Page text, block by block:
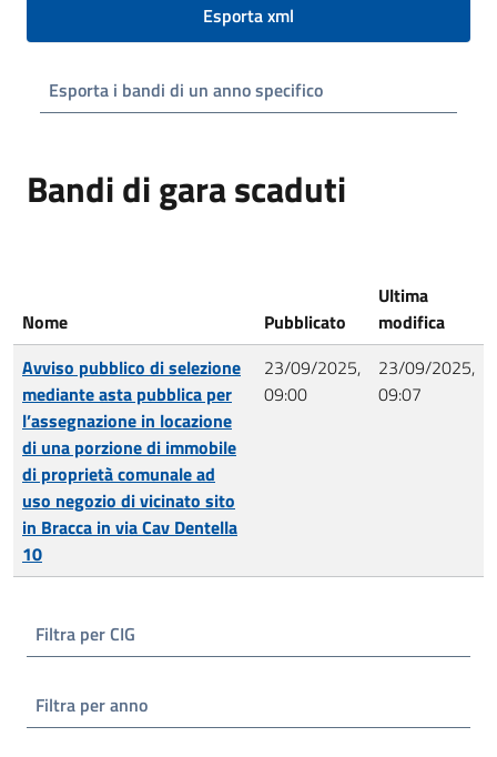
Esporta xml
Esporta i bandi di un anno specifico
Bandi di gara scaduti
Nome Pubblicato
Ultima
modifica
Avviso pubblico di selezione
mediante asta pubblica per
l’assegnazione in locazione
di una porzione di immobile
di proprietà comunale ad
uso negozio di vicinato sito
in Bracca in via Cav Dentella
10
23/09/2025,
09:00
23/09/2025,
09:07
Filtra per CIG
Filtra per anno